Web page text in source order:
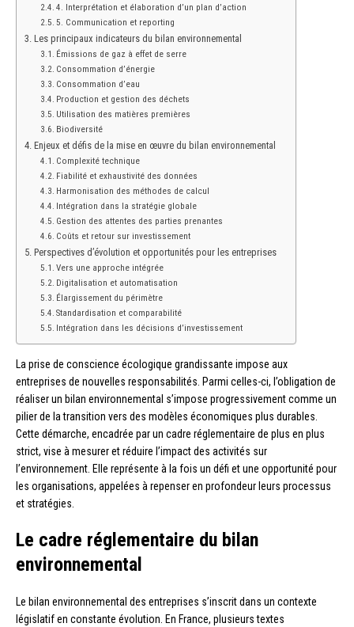
4. Interprétation et élaboration d’un plan d’action
5. Communication et reporting
Les principaux indicateurs du bilan environnemental
Émissions de gaz à effet de serre
Consommation d’énergie
Consommation d’eau
Production et gestion des déchets
Utilisation des matières premières
Biodiversité
Enjeux et défis de la mise en œuvre du bilan environnemental
Complexité technique
Fiabilité et exhaustivité des données
Harmonisation des méthodes de calcul
Intégration dans la stratégie globale
Gestion des attentes des parties prenantes
Coûts et retour sur investissement
Perspectives d’évolution et opportunités pour les entreprises
Vers une approche intégrée
Digitalisation et automatisation
Élargissement du périmètre
Standardisation et comparabilité
Intégration dans les décisions d’investissement
La prise de conscience écologique grandissante impose aux
entreprises de nouvelles responsabilités. Parmi celles-ci, l’obligation de
réaliser un bilan environnemental s’impose progressivement comme un
pilier de la transition vers des modèles économiques plus durables.
Cette démarche, encadrée par un cadre réglementaire de plus en plus
strict, vise à mesurer et réduire l’impact des activités sur
l’environnement. Elle représente à la fois un défi et une opportunité pour
les organisations, appelées à repenser en profondeur leurs processus
et stratégies.
Le cadre réglementaire du bilan
environnemental
Le bilan environnemental des entreprises s’inscrit dans un contexte
législatif en constante évolution. En France, plusieurs textes